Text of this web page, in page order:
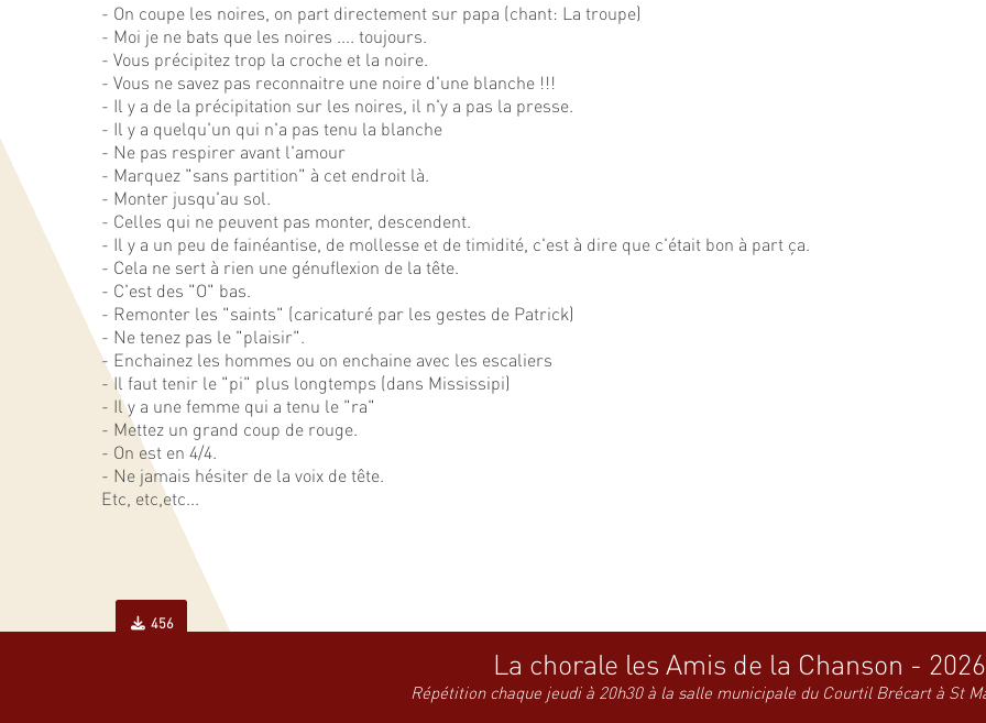
- On coupe les noires, on part directement sur papa (chant: La troupe)
- Moi je ne bats que les noires .... toujours.
- Vous précipitez trop la croche et la noire.
- Vous ne savez pas reconnaitre une noire d'une blanche !!!
- Il y a de la précipitation sur les noires, il n'y a pas la presse.
- Il y a quelqu'un qui n'a pas tenu la blanche
- Ne pas respirer avant l'amour
- Marquez "sans partition" à cet endroit là.
- Monter jusqu'au sol.
- Celles qui ne peuvent pas monter, descendent.
- Il y a un peu de fainéantise, de mollesse et de timidité, c'est à dire que c'était bon à part ça.
- Cela ne sert à rien une génuflexion de la tête.
- C'est des "O" bas.
- Remonter les "saints" (caricaturé par les gestes de Patrick)
- Ne tenez pas le "plaisir".
- Enchainez les hommes ou on enchaine avec les escaliers
- Il faut tenir le "pi" plus longtemps (dans Mississipi)
- Il y a une femme qui a tenu le "ra"
- Mettez un grand coup de rouge.
- On est en 4/4.
- Ne jamais hésiter de la voix de tête.
Etc, etc,etc...
456
La chorale les Amis de la Chanson - 2026
Répétition chaque jeudi à 20h30 à la salle municipale du Courtil Brécart à St